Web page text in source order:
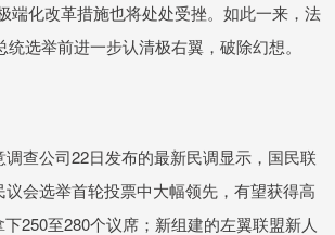
端化改革措施也将处处受挫。如此一来，法
选举前进一步认清极右翼，破除幻想。
查公司22日发布的最新民调显示，国民联
会选举首轮投票中大幅领先，有望获得高
250至280个议席；新组建的左翼联盟新人